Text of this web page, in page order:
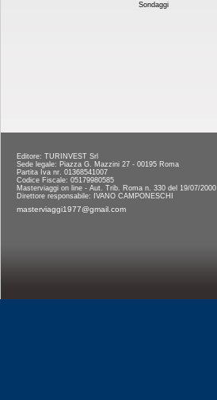
Sondaggi
Editore: TURINVEST Srl
Sede legale: Piazza G. Mazzini 27 - 00195 Roma
Partita Iva nr. 01368541007
Codice Fiscale: 05179980585
Masterviaggi on line - Aut. Trib. Roma n. 330 del 19/07/2000
Direttore responsabile: IVANO CAMPONESCHI
masterviaggi1977@gmail.com